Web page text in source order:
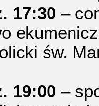
17:30 –
św.
19:00 –